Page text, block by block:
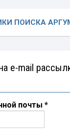
ПОИСКА
e-mail
почты*